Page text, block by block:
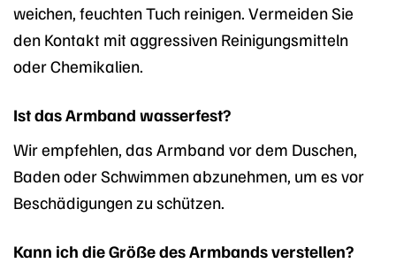
weichen, feuchten Tuch reinigen. Vermeiden Sie
den Kontakt mit aggressiven Reinigungsmitteln
oder Chemikalien.
Ist das Armband wasserfest?
Wir empfehlen, das Armband vor dem Duschen,
Baden oder Schwimmen abzunehmen, um es vor
Beschädigungen zu schützen.
Kann ich die Größe des Armbands verstellen?